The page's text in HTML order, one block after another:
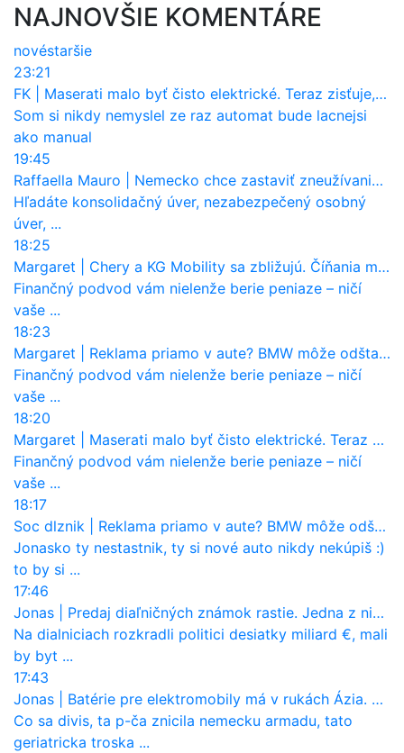
NAJNOVŠIE KOMENTÁRE
novéstaršie
23:21
FK
Maserati malo byť čisto elektrické. Teraz zisťuje, že potrebuje nový osemvalcový motor
Som si nikdy nemyslel ze raz automat bude lacnejsi
ako manual
19:45
Raffaella Mauro
Nemecko chce zastaviť zneužívanie dotácií na elektromobily. Pritvrdí pravidlá
Hľadáte konsolidačný úver, nezabezpečený osobný
úver, ...
18:25
Margaret
Chery a KG Mobility sa zbližujú. Číňania môžu získať 10 % bývalého SsangYongu
Finančný podvod vám nielenže berie peniaze – ničí
vaše ...
18:23
Margaret
Reklama priamo v aute? BMW môže odštartovať nový trend
Finančný podvod vám nielenže berie peniaze – ničí
vaše ...
18:20
Margaret
Maserati malo byť čisto elektrické. Teraz zisťuje, že potrebuje nový osemvalcový motor
Finančný podvod vám nielenže berie peniaze – ničí
vaše ...
18:17
Soc dlznik
Reklama priamo v aute? BMW môže odštartovať nový trend
Jonasko ty nestastnik, ty si nové auto nikdy nekúpiš :)
to by si ...
17:46
Jonas
Predaj diaľničných známok rastie. Jedna z nich zaznamenala nečakane výrazný nárast
Na dialniciach rozkradli politici desiatky miliard €, mali
by byt ...
17:43
Jonas
Batérie pre elektromobily má v rukách Ázia. Európa ale stráca kontrolu aj nad vlastnou výrobou!
Co sa divis, ta p-ča znicila nemecku armadu, tato
geriatricka troska ...